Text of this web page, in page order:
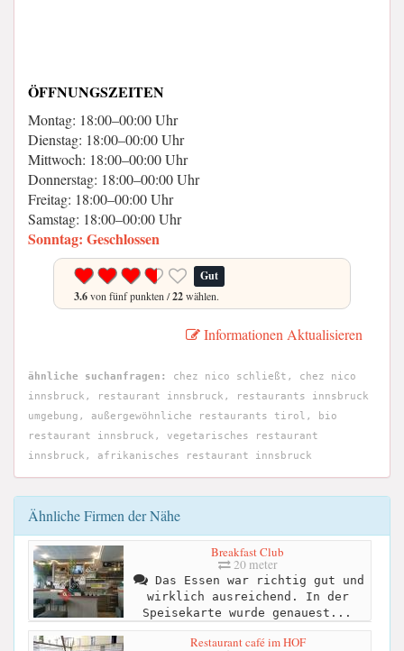
ÖFFNUNGSZEITEN
Montag: 18:00–00:00 Uhr
Dienstag: 18:00–00:00 Uhr
Mittwoch: 18:00–00:00 Uhr
Donnerstag: 18:00–00:00 Uhr
Freitag: 18:00–00:00 Uhr
Samstag: 18:00–00:00 Uhr
Sonntag: Geschlossen
Gut
3.6von fünf punkten /22wählen.
Informationen Aktualisieren
ähnliche suchanfragen:
chez nico schließt, chez nico
innsbruck, restaurant innsbruck, restaurants innsbruck
umgebung, außergewöhnliche restaurants tirol, bio
restaurant innsbruck, vegetarisches restaurant
innsbruck, afrikanisches restaurant innsbruck
Ähnliche Firmen der Nähe
Breakfast Club
20 meter
Das Essen war richtig gut und
wirklich ausreichend. In der
Speisekarte wurde genauest...
Restaurant café im HOF